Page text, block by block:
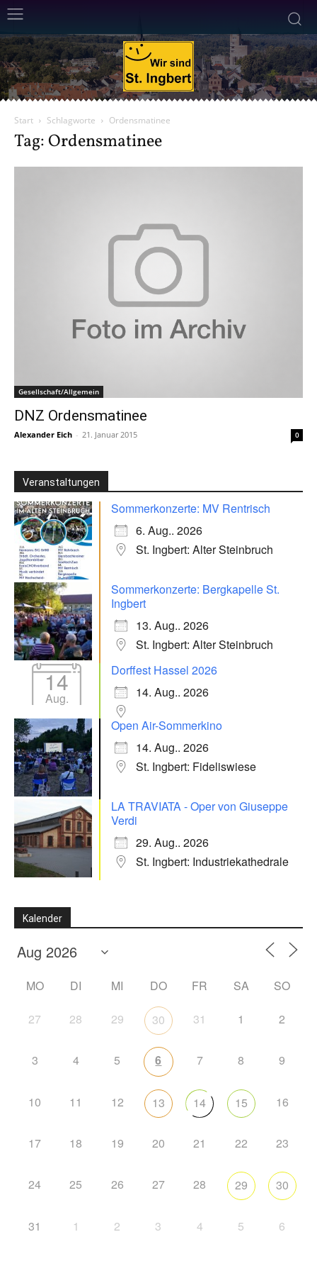
Start Schlagworte Ordensmatinee
Tag: Ordensmatinee
Gesellschaft/Allgemein
DNZ Ordensmatinee
Alexander Eich - 21. Januar 2015 0
Veranstaltungen
Sommerkonzerte: MV Rentrisch
6. Aug.. 2026
St. Ingbert: Alter Steinbruch
Sommerkonzerte: Bergkapelle St.
Ingbert
13. Aug.. 2026
St. Ingbert: Alter Steinbruch
14
Aug.
Dorffest Hassel 2026
14. Aug.. 2026
Open Air-Sommerkino
14. Aug.. 2026
St. Ingbert: Fideliswiese
LA TRAVIATA - Oper von Giuseppe
Verdi
29. Aug.. 2026
St. Ingbert: Industriekathedrale
Kalender
MO DI MI DO FR SA SO
27 28 29 30 31 1 2
3 4 5 6 7 8 9
10 11 12 13 14 15 16
17 18 19 20 21 22 23
24 25 26 27 28 29 30
31 1 2 3 4 5 6